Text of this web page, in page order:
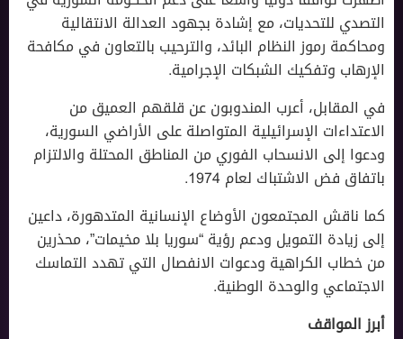
التصدي للتحديات، مع إشادة بجهود العدالة الانتقالية
ومحاكمة رموز النظام البائد، والترحيب بالتعاون في مكافحة
الإرهاب وتفكيك الشبكات الإجرامية.
في المقابل، أعرب المندوبون عن قلقهم العميق من
الاعتداءات الإسرائيلية المتواصلة على الأراضي السورية،
ودعوا إلى الانسحاب الفوري من المناطق المحتلة والالتزام
باتفاق فض الاشتباك لعام 1974.
كما ناقش المجتمعون الأوضاع الإنسانية المتدهورة، داعين
إلى زيادة التمويل ودعم رؤية “سوريا بلا مخيمات”، محذرين
من خطاب الكراهية ودعوات الانفصال التي تهدد التماسك
الاجتماعي والوحدة الوطنية.
أبرز المواقف